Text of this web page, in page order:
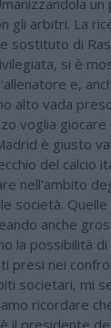
gli arbitri. La
sostituto di
si è
e,
alto vada
voglia
è giusto
del calcio
nell'ambito
società.
anche
la possibilità
presi nei
societari, mi
ricordare
il presidente